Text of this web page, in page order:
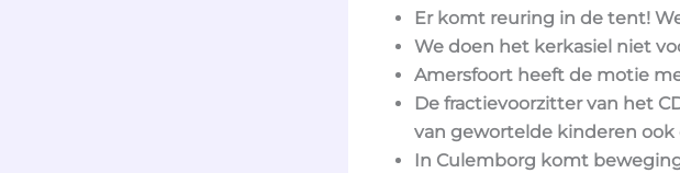
Er komt reuring in de tent!
We doen het kerkasiel niet
Amersfoort heeft de motie
De fractievoorzitter van het
van gewortelde kinderen ook
In Culemborg komt